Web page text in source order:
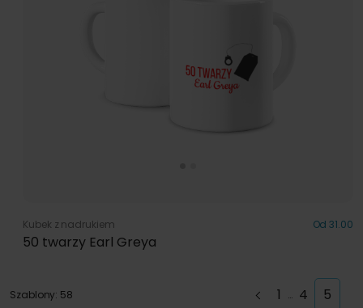
Kubek z nadrukiem Od 31.00
50 twarzy Earl Greya
Szablony: 58 1 … 4 5